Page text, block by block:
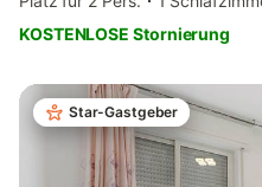
KOSTENLOSE Stornierung
Star-Gastgeber